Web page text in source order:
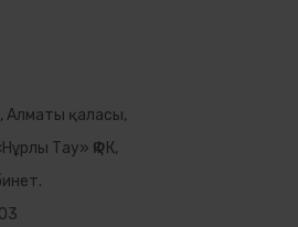
Алматы қаласы,
Тау» ҚФК,